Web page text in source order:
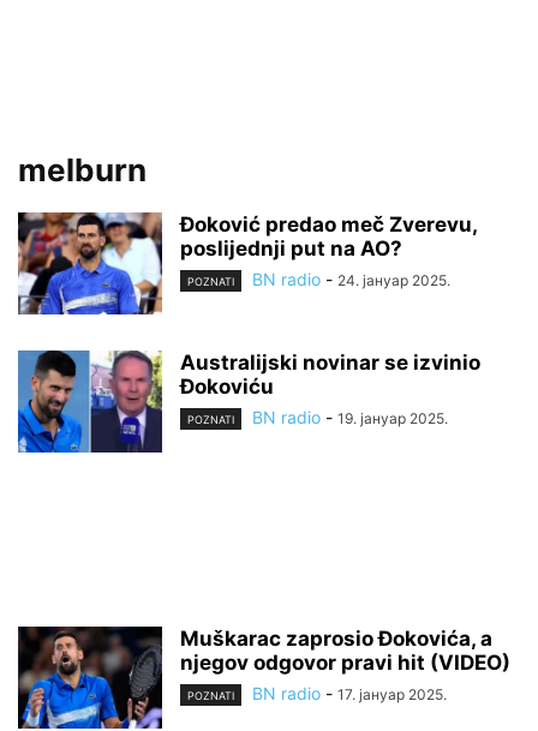
melburn
Đoković predao meč Zverevu,
poslijednji put na AO?
POZNATI BN radio - 24. јануар 2025.
Australijski novinar se izvinio
Đokoviću
POZNATI BN radio - 19. јануар 2025.
Muškarac zaprosio Đokovića, a
njegov odgovor pravi hit (VIDEO)
POZNATI BN radio - 17. јануар 2025.